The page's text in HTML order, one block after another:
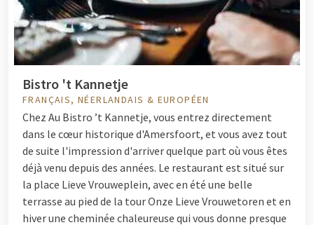
Bistro 't Kannetje
FRANÇAIS, NÉERLANDAIS & EUROPÉEN
Chez Au Bistro ’t Kannetje, vous entrez directement
dans le cœur historique d'Amersfoort, et vous avez tout
de suite l'impression d'arriver quelque part où vous êtes
déjà venu depuis des années. Le restaurant est situé sur
la place Lieve Vrouweplein, avec en été une belle
terrasse au pied de la tour Onze Lieve Vrouwetoren et en
hiver une cheminée chaleureuse qui vous donne presque